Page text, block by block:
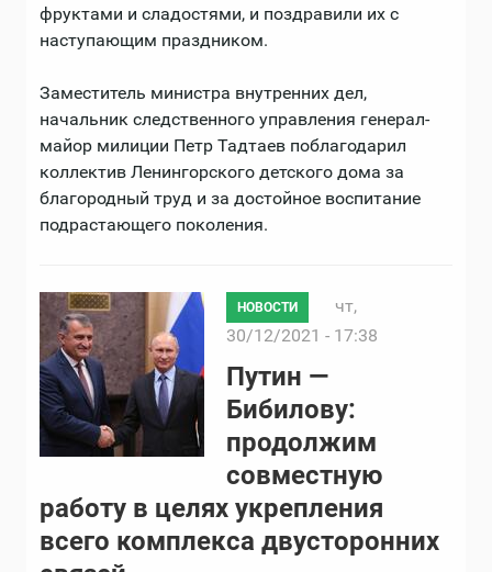
фруктами и сладостями, и поздравили их с
наступающим праздником.
Заместитель министра внутренних дел,
начальник следственного управления генерал-
майор милиции Петр Тадтаев поблагодарил
коллектив Ленингорского детского дома за
благородный труд и за достойное воспитание
подрастающего поколения.
НОВОСТИ
чт,
30/12/2021 - 17:38
Путин —
Бибилову:
продолжим
совместную
работу в целях укрепления
всего комплекса двусторонних